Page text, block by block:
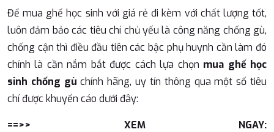
Để mua ghế học sinh với giá rẻ đi kèm với chất lượng tốt,
luôn đảm bảo các tiêu chí chủ yếu là công năng chống gù,
chống cận thì điều đầu tiên các bậc phụ huynh cần làm đó
chính là cần nắm bắt được cách lựa chọn mua ghế học
sinh chống gù chính hãng, uy tín thông qua một số tiêu
chí được khuyến cáo dưới đây:
==>> XEM NGAY: